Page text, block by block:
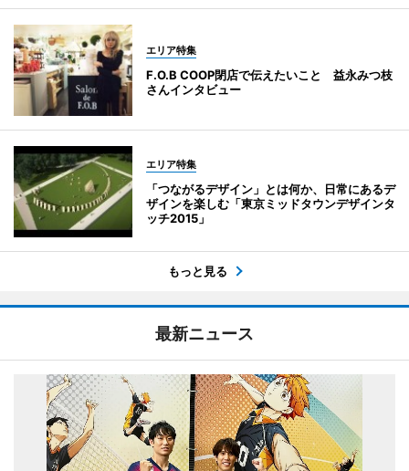
エリア特集
F.O.B COOP閉店で伝えたいこと 益永みつ枝
さんインタビュー
エリア特集
「つながるデザイン」とは何か、日常にあるデ
ザインを楽しむ「東京ミッドタウンデザインタ
ッチ2015」
もっと見る
最新ニュース